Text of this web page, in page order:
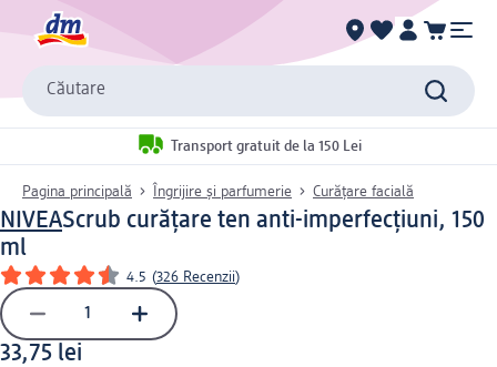
Căutare
Transport gratuit de la 150 Lei
Pagina principală Îngrijire și parfumerie Curățare facială
NIVEAScrub curățare ten anti-imperfecțiuni, 150
ml
4.5 (326 Recenzii)
33,75 lei